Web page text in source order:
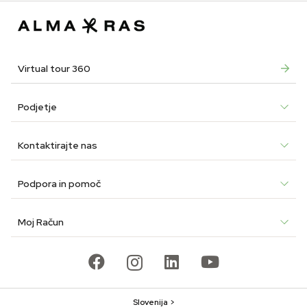
€14.90.
€10.43.
Virtual tour 360
Podjetje
Kontaktirajte nas
Podpora in pomoč
Moj Račun
Slovenija >